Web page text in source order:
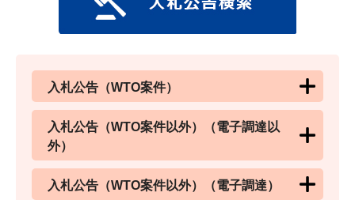
入札公告（WTO案件）
入札公告（WTO案件以外）（電子調達以
外）
入札公告（WTO案件以外）（電子調達）